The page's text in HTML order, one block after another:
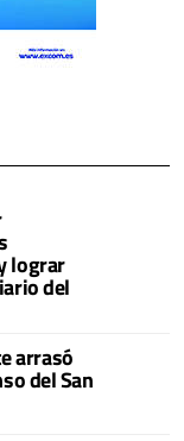
lograr
del
arrasó
del San